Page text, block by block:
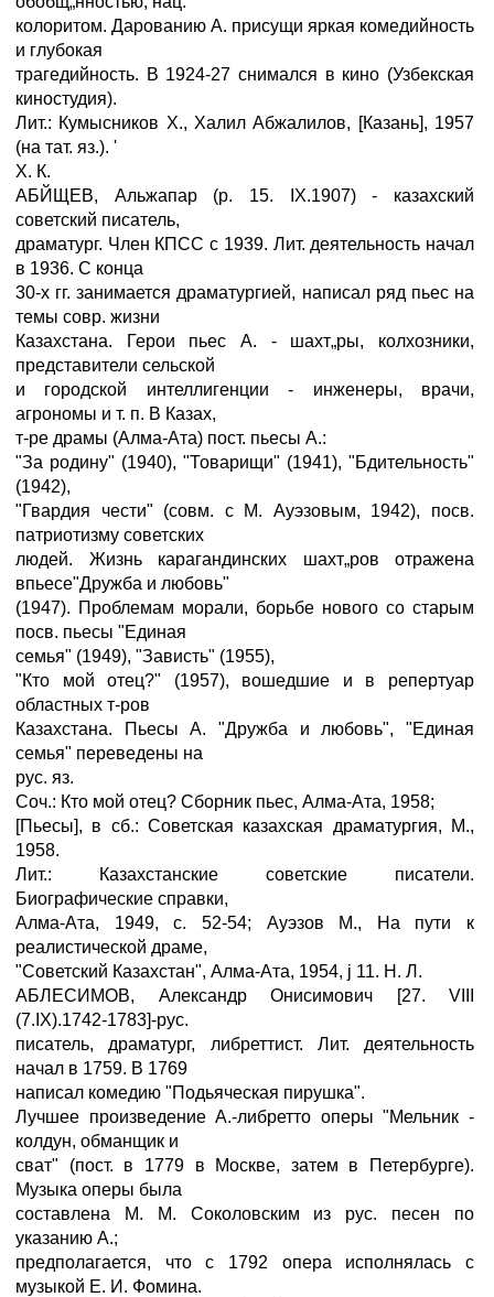
колоритом. Дарованию А. присущи яркая комедийность
и глубокая
трагедийность. В 1924-27 снимался в кино (Узбекская
киностудия).
Лит.: Кумысников X., Халил Абжалилов, [Казань], 1957
(на тат. яз.). '
X. К.
АБЙЩЕВ, Альжапар (р. 15. IX.1907) - казахский
советский писатель,
драматург. Член КПСС с 1939. Лит. деятельность начал
в 1936. С конца
30-х гг. занимается драматургией, написал ряд пьес на
темы совр. жизни
Казахстана. Герои пьес А. - шахт„ры, колхозники,
представители сельской
и городской интеллигенции - инженеры, врачи,
агрономы и т. п. В Казах,
т-ре драмы (Алма-Ата) пост. пьесы А.:
"За родину" (1940), "Товарищи" (1941), "Бдительность"
(1942),
"Гвардия чести" (совм. с М. Ауэзовым, 1942), посв.
патриотизму советских
людей. Жизнь карагандинских шахт„ров отражена
впьесе"Дружба и любовь"
(1947). Проблемам морали, борьбе нового со старым
посв. пьесы "Единая
семья" (1949), "Зависть" (1955),
"Кто мой отец?" (1957), вошедшие и в репертуар
областных т-ров
Казахстана. Пьесы А. "Дружба и любовь", "Единая
семья" переведены на
рус. яз.
Соч.: Кто мой отец? Сборник пьес, Алма-Ата, 1958;
[Пьесы], в сб.: Советская казахская драматургия, М.,
1958.
Лит.: Казахстанские советские писатели.
Биографические справки,
Алма-Ата, 1949, с. 52-54; Ауэзов М., На пути к
реалистической драме,
"Советский Казахстан", Алма-Ата, 1954, ј 11. Н. Л.
АБЛЕСИМОВ, Александр Онисимович [27. VIII
(7.IX).1742-1783]-рус.
писатель, драматург, либреттист. Лит. деятельность
начал в 1759. В 1769
написал комедию "Подьяческая пирушка".
Лучшее произведение А.-либретто оперы "Мельник -
колдун, обманщик и
сват" (пост. в 1779 в Москве, затем в Петербурге).
Музыка оперы была
составлена М. М. Соколовским из рус. песен по
указанию А.;
предполагается, что с 1792 опера исполнялась с
музыкой Е. И. Фомина.